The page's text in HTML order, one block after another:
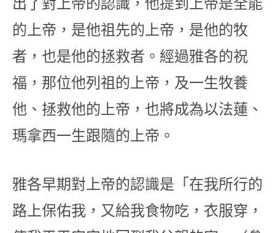
出了對上帝的認識，他提到上帝是全能
的上帝，是他祖先的上帝，是他的牧
者，也是他的拯救者。經過雅各的祝
福，那位他列祖的上帝，及一生牧養
他、拯救他的上帝，也將成為以法蓮、
瑪拿西一生跟隨的上帝。
雅各早期對上帝的認識是「在我所行的
路上保佑我，又給我食物吃，衣服穿，